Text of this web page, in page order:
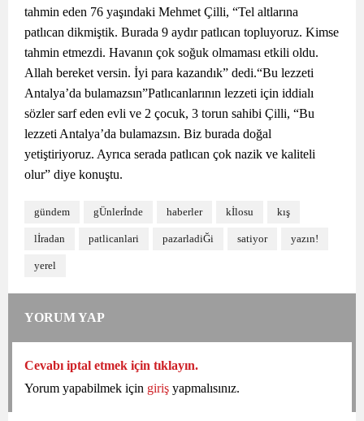
tahmin eden 76 yaşındaki Mehmet Çilli, “Tel altlarına
patlıcan dikmiştik. Burada 9 aydır patlıcan topluyoruz. Kimse
tahmin etmezdi. Havanın çok soğuk olmaması etkili oldu.
Allah bereket versin. İyi para kazandık” dedi.“Bu lezzeti
Antalya’da bulamazsın”Patlıcanlarının lezzeti için iddialı
sözler sarf eden evli ve 2 çocuk, 3 torun sahibi Çilli, “Bu
lezzeti Antalya’da bulamazsın. Biz burada doğal
yetiştiriyoruz. Ayrıca serada patlıcan çok nazik ve kaliteli
olur” diye konuştu.
gündem gÜnlerİnde haberler kİlosu kış
lİradan patlicanlari pazarladiĞi satiyor yazın!
yerel
YORUM YAP
Cevabı iptal etmek için tıklayın.
Yorum yapabilmek için giriş yapmalısınız.